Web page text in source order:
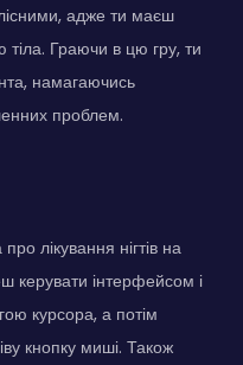
адже ти маєш
Граючи в цю гру, ти
намагаючись
проблем.
лікування нігтів на
керувати інтерфейсом і
курсора, а потім
кнопку миші. Також